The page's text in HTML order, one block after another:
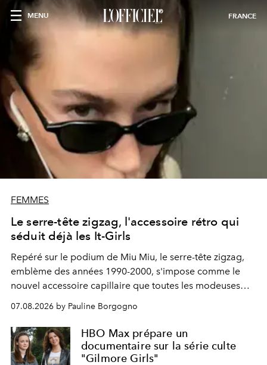
MENU FRANCE
FEMMES
Le serre-tête zigzag, l'accessoire rétro qui
séduit déjà les It-Girls
Repéré sur le podium de Miu Miu, le serre-tête zigzag,
emblème des années 1990-2000, s'impose comme le
nouvel accessoire capillaire que toutes les modeuses
s'arrachent déjà.
07.08.2026 by Pauline Borgogno
HBO Max prépare un
documentaire sur la série culte
"Gilmore Girls"